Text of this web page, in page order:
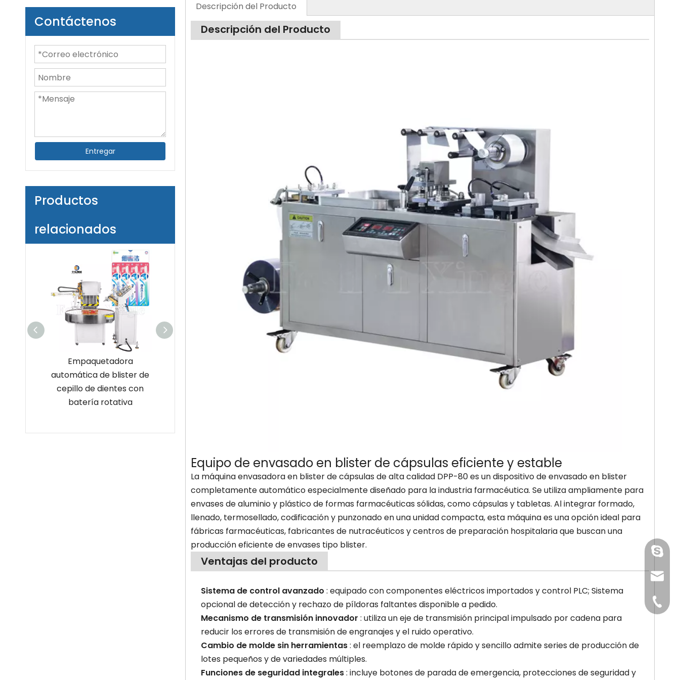
Contáctenos
Entregar
Productos
relacionados
Empaquetadora
automática de blister de
cepillo de dientes con
batería rotativa
Máquina envasadora de
Máquina envasadora de
blister de bolas de
algodón con alcohol
Descripción del Producto
Descripción del Producto
Equipo de envasado en blister de cápsulas eficiente y estable
La máquina envasadora en blister de cápsulas de alta calidad DPP-80 es un dispositivo de envasado en blister
completamente automático especialmente diseñado para la industria farmacéutica. Se utiliza ampliamente para
envases de aluminio y plástico de formas farmacéuticas sólidas, como cápsulas y tabletas. Al integrar formado,
llenado, termosellado, codificación y punzonado en una unidad compacta, esta máquina es una opción ideal para
fábricas farmacéuticas, fabricantes de nutracéuticos y centros de preparación hospitalaria que buscan una
producción eficiente de envases tipo blister.
Ventajas del producto
Sistema de control avanzado : equipado con componentes eléctricos importados y control PLC; Sistema
opcional de detección y rechazo de píldoras faltantes disponible a pedido.
Mecanismo de transmisión innovador : utiliza un eje de transmisión principal impulsado por cadena para
reducir los errores de transmisión de engranajes y el ruido operativo.
Cambio de molde sin herramientas: el reemplazo de molde rápido y sencillo admite series de producción de
lotes pequeños y de variedades múltiples.
Funciones de seguridad integrales: incluye botones de parada de emergencia, protecciones de seguridad y
+86-